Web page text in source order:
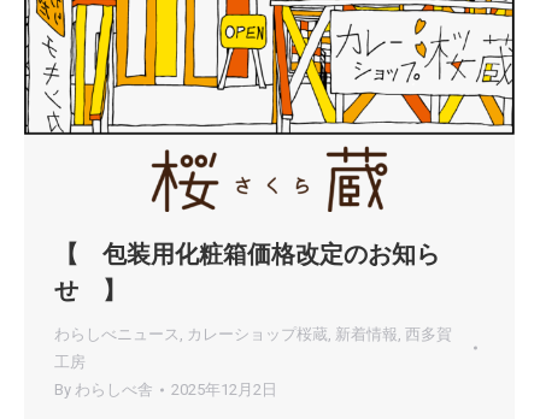
【 包装用化粧箱価格改定のお知ら
せ 】
わらしべニュース , カレーショップ桜蔵, 新着情報, 西多賀
工房
By わらしべ舎 2025年12月2日